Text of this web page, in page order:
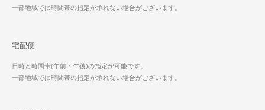
一部地域では時間帯の指定が承れない場合がございます。
宅配便
日時と時間帯(午前・午後)の指定が可能です。
一部地域では時間帯の指定が承れない場合がございます。